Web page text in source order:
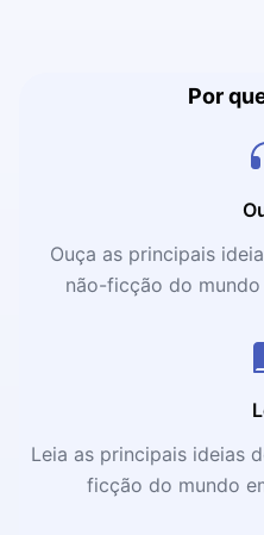
Por
Ouça as principais
não-ficção do
Leia as principais ideias
ficção do mundo